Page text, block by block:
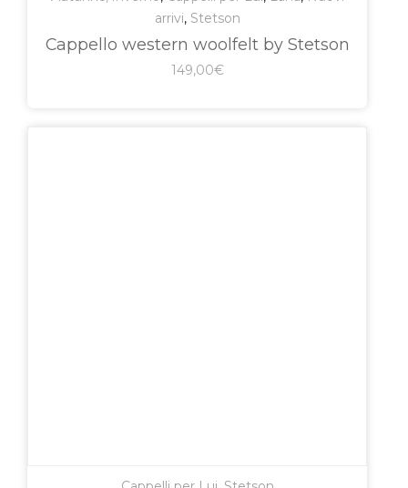
arrivi, Stetson
Cappello western woolfelt by Stetson
149,00€